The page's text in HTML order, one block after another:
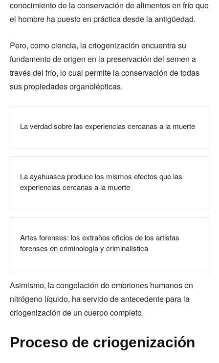
conocimiento de la conservación de alimentos en frío que
el hombre ha puesto en práctica desde la antigüedad.
Pero, como ciencia, la criogenización encuentra su
fundamento de origen en la preservación del semen a
través del frío, lo cual permite la conservación de todas
sus propiedades organolépticas.
La verdad sobre las experiencias cercanas a la muerte
La ayahuasca produce los mismos efectos que las
experiencias cercanas a la muerte
Artes forenses: los extraños oficios de los artistas
forenses en criminología y criminalística
Asimismo, la congelación de embriones humanos en
nitrógeno líquido, ha servido de antecedente para la
criogenización de un cuerpo completo.
Proceso de criogenización